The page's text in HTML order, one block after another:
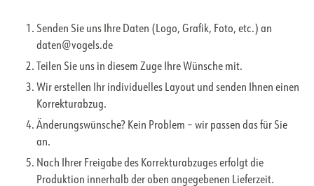
Senden Sie uns Ihre Daten (Logo, Grafik, Foto, etc.) an
daten@vogels.de
Teilen Sie uns in diesem Zuge Ihre Wünsche mit.
Wir erstellen Ihr individuelles Layout und senden Ihnen einen
Korrekturabzug.
Änderungswünsche? Kein Problem – wir passen das für Sie
an.
Nach Ihrer Freigabe des Korrekturabzuges erfolgt die
Produktion innerhalb der oben angegebenen Lieferzeit.